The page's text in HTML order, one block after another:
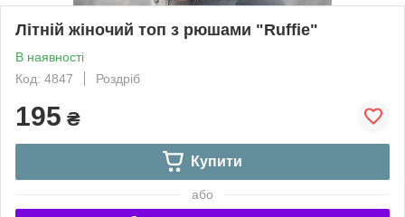
Літній жіночий топ з рюшами "Ruffie"
В наявності
Код: 4847
Роздріб
195 ₴
Купити
або